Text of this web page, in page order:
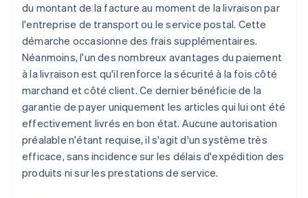
du montant de la facture au moment de la livraison par
l'entreprise de transport ou le service postal. Cette
démarche occasionne des frais supplémentaires.
Néanmoins, l'un des nombreux avantages du paiement
à la livraison est qu'il renforce la sécurité à la fois côté
marchand et côté client. Ce dernier bénéficie de la
garantie de payer uniquement les articles qui lui ont été
effectivement livrés en bon état. Aucune autorisation
préalable n'étant requise, il s'agit d'un système très
efficace, sans incidence sur les délais d'expédition des
produits ni sur les prestations de service.